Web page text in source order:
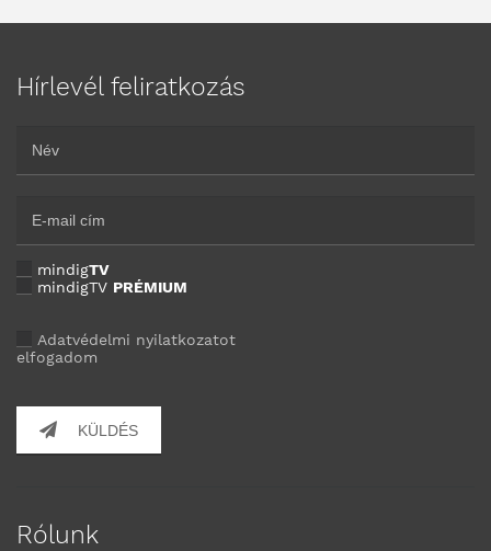
Hírlevél feliratkozás
mindigTV
mindigTV PRÉMIUM
Adatvédelmi nyilatkozatot
elfogadom
KÜLDÉS
Rólunk